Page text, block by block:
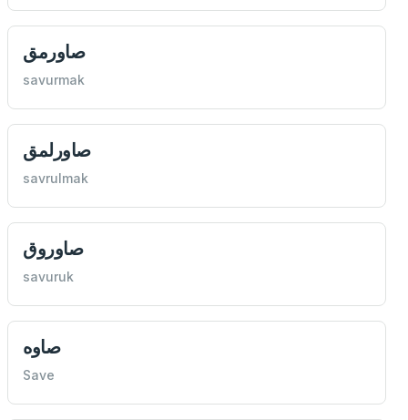
صاورمق
savurmak
صاورلمق
savrulmak
صاوروق
savuruk
صاوه
Save